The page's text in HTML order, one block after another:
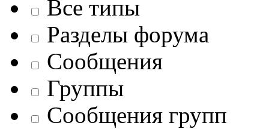
Все типы
Разделы форума
Сообщения
Группы
Сообщения групп